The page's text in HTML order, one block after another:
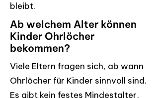
bleibt.
Ab welchem Alter können
Kinder Ohrlöcher
bekommen?
Viele Eltern fragen sich, ab wann
Ohrlöcher für Kinder sinnvoll sind.
Es gibt kein festes Mindestalter,